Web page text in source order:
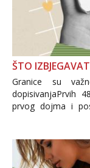
ŠTO
Granice su
dopisivanjaPrvih
prvog dojma i
Važno je
informacija, jer
povjerenje.